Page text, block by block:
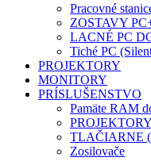
Pracovné
ZOSTAVY
LACNÉ PC
Tiché PC
PROJEKTORY
MONITORY
PRÍSLUŠENSTVO
Pamäte RAM
PROJEKTORY
TLAČIARNE
Zosilovače